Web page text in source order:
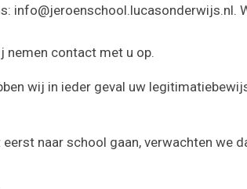
info@jeroenschool.lucasonderwijs.nl.
nemen contact met u op.
wij in ieder geval uw
naar school gaan, verwachten we